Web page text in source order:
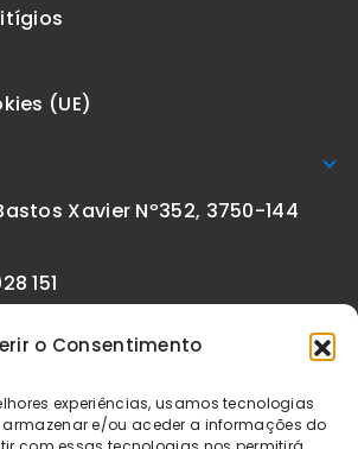
o Consentimento
experiências, usamos tecnologias
e/ou aceder a informações do
(UE)
Xavier Nº352, 3750-144
151
online.pt